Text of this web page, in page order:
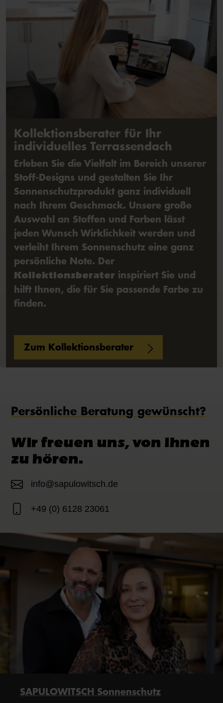
Kollektionsberater für Ihr
individuelles Terrassendach
Erleben Sie die Vielfalt im Bereich unserer
Stoff-Designs und gestalten Sie Ihr
Sonnenschutzprodukt ganz individuell
nach Ihrem Geschmack. Unsere große
Auswahl an Stoffen und Farben lässt
jeden Wunsch Wirklichkeit werden und
verleiht Ihrem Sonnenschutz eine ganz
persönliche Note. Der
Kollektionsberater inspiriert Sie und
hilft Ihnen, die für Sie passende Farbe zu
finden.
Zum Kollektionsberater
Persönliche Beratung gewünscht?
Wir freuen uns, von Ihnen
zu hören.
info@sapulowitsch.de
+49 (0) 6128 23061
SAPULOWITSCH Sonnenschutz